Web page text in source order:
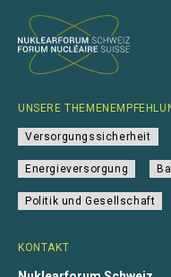
KONTAKT
UNSERE
Versorgungssicherheit
Energieversorgung
Politik und Gesellschaft